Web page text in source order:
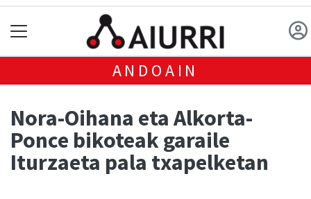
ANDOAIN
Nora-Oihana eta Alkorta-
Ponce bikoteak garaile
Iturzaeta pala txapelketan